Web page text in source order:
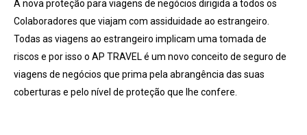
A nova proteção para viagens de negócios dirigida a todos os
Colaboradores que viajam com assiduidade ao estrangeiro.
Todas as viagens ao estrangeiro implicam uma tomada de
riscos e por isso o AP TRAVEL é um novo conceito de seguro de
viagens de negócios que prima pela abrangência das suas
coberturas e pelo nível de proteção que lhe confere.